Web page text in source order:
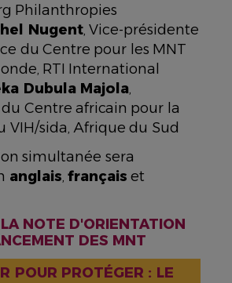
Philanthropies
Nugent, Vice-présidente
du Centre pour les MNT
RTI International
Dubula Majola,
Centre africain pour la
VIH/sida, Afrique du Sud
simultanée sera
anglais,français et
NOTE D'ORIENTATION
DES MNT
POUR PROTÉGER : LE